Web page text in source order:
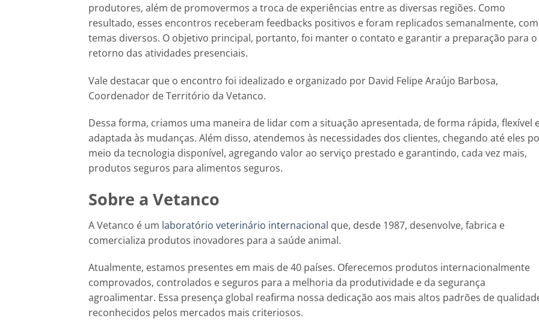
produtores, além de promovermos a troca de experiências entre as diversas regiões. Como
resultado, esses encontros receberam feedbacks positivos e foram replicados semanalmente, com
temas diversos. O objetivo principal, portanto, foi manter o contato e garantir a preparação para o
retorno das atividades presenciais.
Vale destacar que o encontro foi idealizado e organizado por David Felipe Araújo Barbosa,
Coordenador de Território da Vetanco.
Dessa forma, criamos uma maneira de lidar com a situação apresentada, de forma rápida, flexível
adaptada às mudanças. Além disso, atendemos às necessidades dos clientes, chegando até eles
meio da tecnologia disponível, agregando valor ao serviço prestado e garantindo, cada vez mais,
produtos seguros para alimentos seguros.
Sobre a Vetanco
A Vetanco é um laboratório veterinário internacional que, desde 1987, desenvolve, fabrica e
comercializa produtos inovadores para a saúde animal.
Atualmente, estamos presentes em mais de 40 países. Oferecemos produtos internacionalmente
comprovados, controlados e seguros para a melhoria da produtividade e da segurança
agroalimentar. Essa presença global reafirma nossa dedicação aos mais altos padrões de
reconhecidos pelos mercados mais criteriosos.